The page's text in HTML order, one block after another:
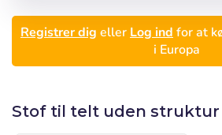
Husk adgangskode: Ja
Español
Português
Sverige
Registrer dig eller Log ind for at
i Europa
Stof til telt uden struktur
Precios por
Fra1
Añadiendo producto
Espera, por favor
de
diseñar
Espere, por favor